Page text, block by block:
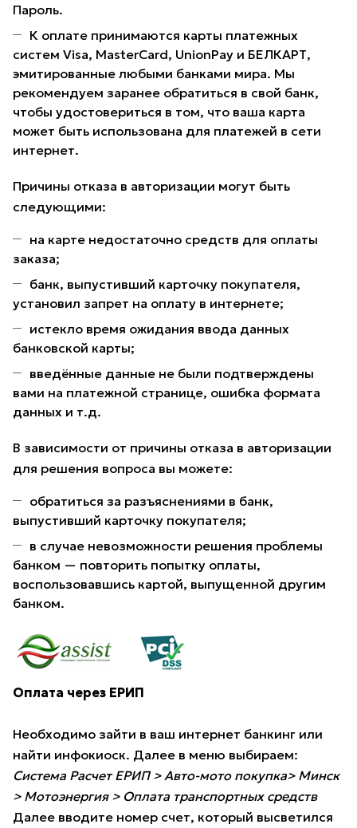
Пароль.
К оплате принимаются карты платежных
систем Visa, MasterCard, UnionPay и БЕЛКАРТ,
эмитированные любыми банками мира. Мы
рекомендуем заранее обратиться в свой банк,
чтобы удостовериться в том, что ваша карта
может быть использована для платежей в сети
интернет.
Причины отказа в авторизации могут быть
следующими:
на карте недостаточно средств для оплаты
заказа;
банк, выпустивший карточку покупателя,
установил запрет на оплату в интернете;
истекло время ожидания ввода данных
банковской карты;
введённые данные не были подтверждены
вами на платежной странице, ошибка формата
данных и т.д.
В зависимости от причины отказа в авторизации
для решения вопроса вы можете:
обратиться за разъяснениями в банк,
выпустивший карточку покупателя;
в случае невозможности решения проблемы
банком — повторить попытку оплаты,
воспользовавшись картой, выпущенной другим
банком.
Оплата через ЕРИП
Необходимо зайти в ваш интернет банкинг или
найти инфокиоск. Далее в меню выбираем:
Система Расчет ЕРИП > Авто-мото покупка> Минск
> Мотоэнергия > Оплата транспортных средств
Далее вводите номер счет, который высветился